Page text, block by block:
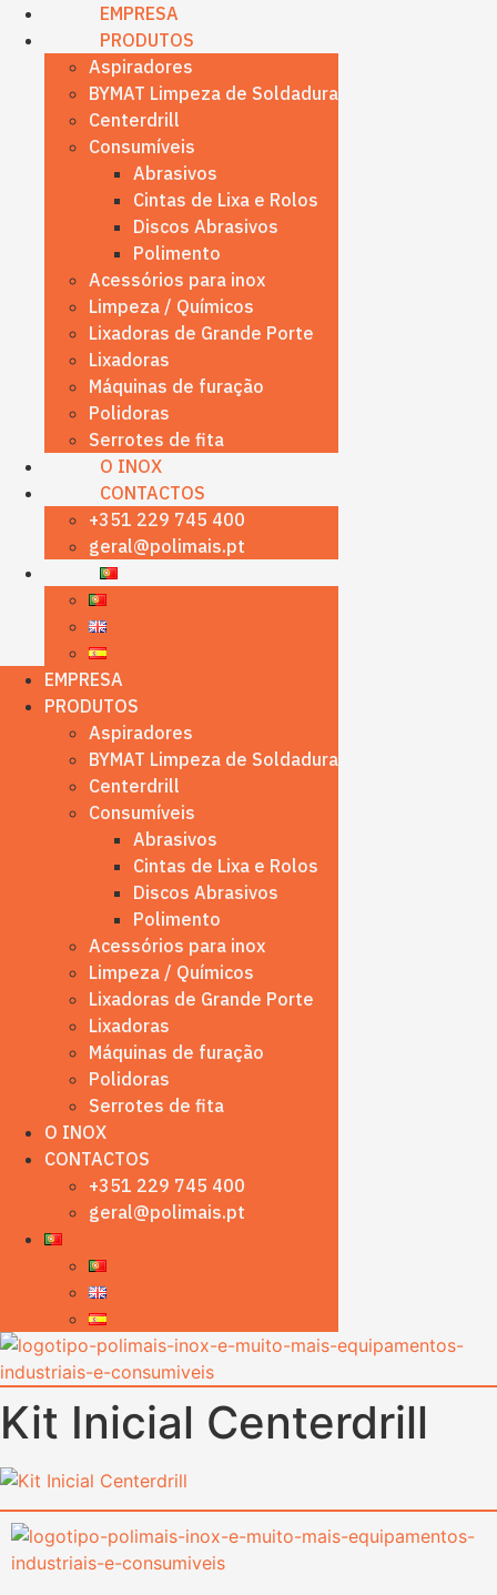
content
EMPRESA
PRODUTOS
Aspiradores
BYMAT Limpeza de Soldadura
Centerdrill
Consumíveis
Abrasivos
Cintas de Lixa e Rolos
Discos Abrasivos
Polimento
Acessórios para inox
Limpeza / Químicos
Lixadoras de Grande Porte
Lixadoras
Máquinas de furação
Polidoras
Serrotes de fita
O INOX
CONTACTOS
+351 229 745 400
geral@polimais.pt
EMPRESA
PRODUTOS
Aspiradores
BYMAT Limpeza de Soldadura
Centerdrill
Consumíveis
Abrasivos
Cintas de Lixa e Rolos
Discos Abrasivos
Polimento
Acessórios para inox
Limpeza / Químicos
Lixadoras de Grande Porte
Lixadoras
Máquinas de furação
Polidoras
Serrotes de fita
O INOX
CONTACTOS
+351 229 745 400
geral@polimais.pt
Kit Inicial Centerdrill